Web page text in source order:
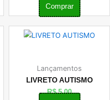
Comprar
Lançamentos
LIVRETO AUTISMO
R$5,00